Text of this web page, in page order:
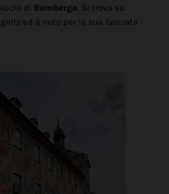
di Bamberga. Si trova su
ed è noto per la sua facciata